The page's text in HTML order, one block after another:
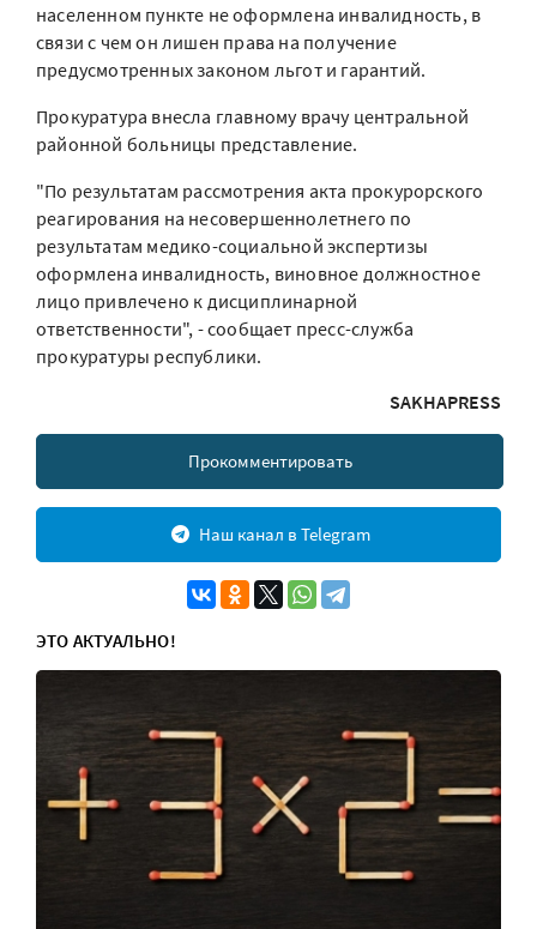
населенном пункте не оформлена инвалидность, в
связи с чем он лишен права на получение
предусмотренных законом льгот и гарантий.
Прокуратура внесла главному врачу центральной
районной больницы представление.
"По результатам рассмотрения акта прокурорского
реагирования на несовершеннолетнего по
результатам медико-социальной экспертизы
оформлена инвалидность, виновное должностное
лицо привлечено к дисциплинарной
ответственности", - сообщает пресс-служба
прокуратуры республики.
SAKHAPRESS
Прокомментировать
Наш канал в Telegram
ЭТО АКТУАЛЬНО!